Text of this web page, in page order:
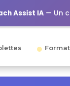
Assist IA— Un